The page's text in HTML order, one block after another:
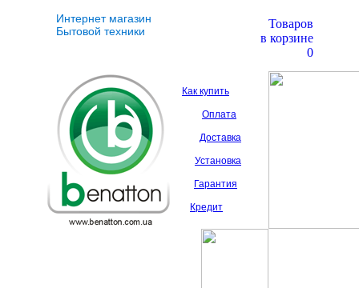
Интернет магазин
Бытовой техники
Товаров
в корзине
0
Как купить
Оплата
Доставка
Установка
Гарантия
Кредит